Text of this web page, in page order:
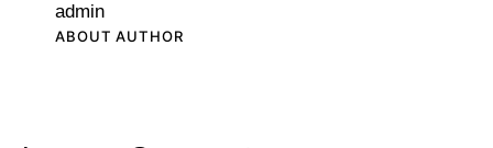
admin
ABOUT AUTHOR